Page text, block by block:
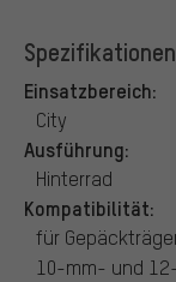
Einsatzbereich:
City
Ausführung:
Hinterrad
Kompatibilität:
für
10-mm- und